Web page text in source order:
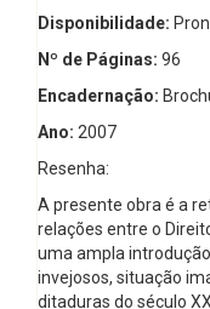
Disponibilidade:
Nº de Páginas: 96
Encadernação:
Ano: 2007
Resenha:
A presente obra é a
relações entre o
uma ampla
invejosos, situação
ditaduras do século